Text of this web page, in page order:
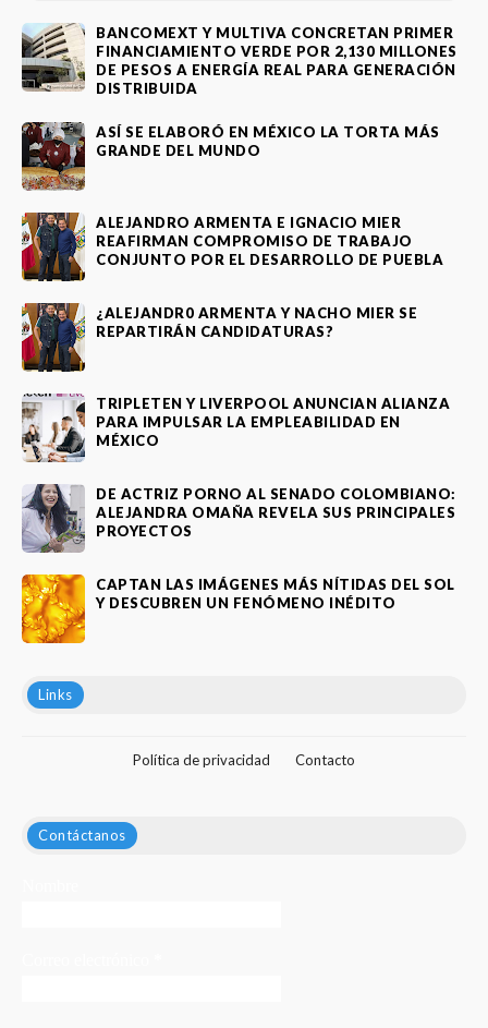
BANCOMEXT Y MULTIVA CONCRETAN PRIMER
FINANCIAMIENTO VERDE POR 2,130 MILLONES
DE PESOS A ENERGÍA REAL PARA GENERACIÓN
DISTRIBUIDA
ASÍ SE ELABORÓ EN MÉXICO LA TORTA MÁS
GRANDE DEL MUNDO
ALEJANDRO ARMENTA E IGNACIO MIER
REAFIRMAN COMPROMISO DE TRABAJO
CONJUNTO POR EL DESARROLLO DE PUEBLA
¿ALEJANDR0 ARMENTA Y NACHO MIER SE
REPARTIRÁN CANDIDATURAS?
TRIPLETEN Y LIVERPOOL ANUNCIAN ALIANZA
PARA IMPULSAR LA EMPLEABILIDAD EN
MÉXICO
DE ACTRIZ PORNO AL SENADO COLOMBIANO:
ALEJANDRA OMAÑA REVELA SUS PRINCIPALES
PROYECTOS
CAPTAN LAS IMÁGENES MÁS NÍTIDAS DEL SOL
Y DESCUBREN UN FENÓMENO INÉDITO
Links
Política de privacidad Contacto
Contáctanos